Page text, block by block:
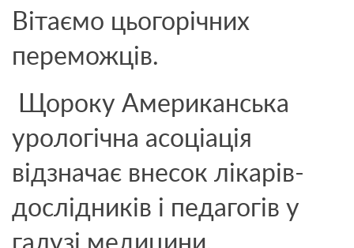
Вітаємо цьогорічних
переможців.
Щороку Американська
урологічна асоціація
відзначає внесок лікарів-
дослідників і педагогів у
галузі медицини,